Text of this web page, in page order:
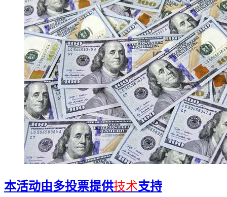
本活动由多投票提供技术支持